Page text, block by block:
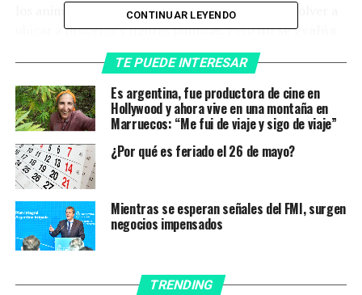
los animales autóctonos de la serie actual para volver a
ubicar a próceres y figuras públicas. Perono se evalúa
un billete de 5.000 o 10.000 pesos, algo piden distintos
sectores económicos, en particular los bancos.
CONTINUAR LEYENDO
TE PUEDE INTERESAR
Es argentina, fue productora de cine en
Hollywood y ahora vive en una montaña en
Marruecos: “Me fui de viaje y sigo de viaje”
¿Por qué es feriado el 26 de mayo?
Mientras se esperan señales del FMI, surgen
negocios impensados
TRENDING